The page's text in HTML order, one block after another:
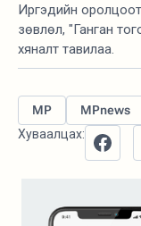
Иргэдийн
зөвлөл, "Ганган
хяналт тавилаа.
MP
MPnews
Хуваалцах: